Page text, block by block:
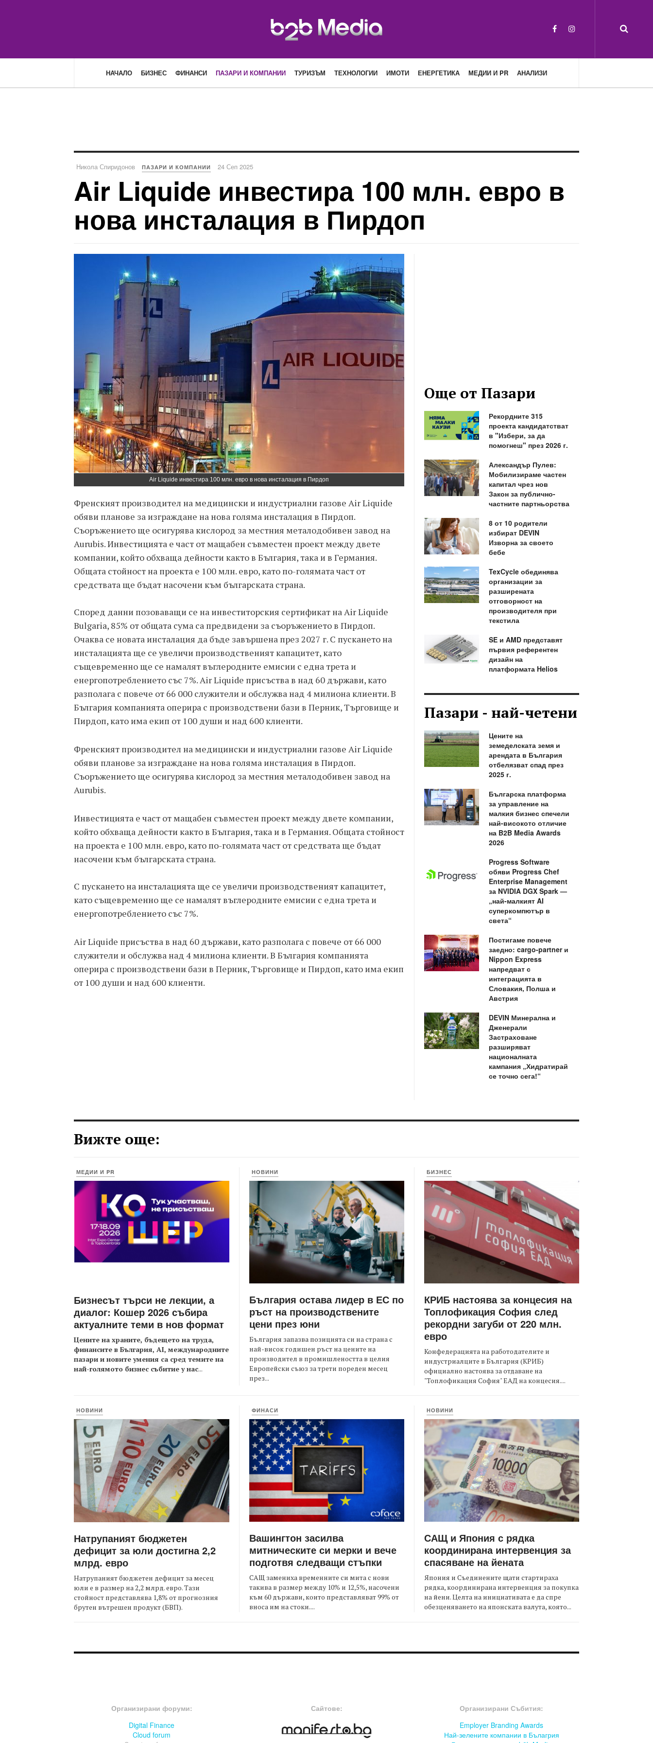
НАЧАЛО БИЗНЕС ФИНАНСИ ПАЗАРИ И КОМПАНИИ ТУРИЗЪМ ТЕХНОЛОГИИ ИМОТИ ЕНЕРГЕТИКА МЕДИИ И PR АНАЛИЗИ
Никола Спиридонов ПАЗАРИ И КОМПАНИИ 24 Сеп 2025
Air Liquide инвестира 100 млн. евро в
нова инсталация в Пирдоп
Air Liquide инвестира 100 млн. евро в нова инсталация в Пирдоп
Френският производител на медицински и индустриални газове Air Liquide
обяви планове за изграждане на нова голяма инсталация в Пирдоп.
Съоръжението ще осигурява кислород за местния металодобивен завод на
Aurubis. Инвестицията е част от мащабен съвместен проект между двете
компании, който обхваща дейности както в България, така и в Германия.
Общата стойност на проекта е 100 млн. евро, като по-голямата част от
средствата ще бъдат насочени към българската страна.
Според данни позоваващи се на инвеститорския сертификат на Air Liquide
Bulgaria, 85% от общата сума са предвидени за съоръжението в Пирдоп.
Очаква се новата инсталация да бъде завършена през 2027 г. С пускането на
инсталацията ще се увеличи производственият капацитет, като
същевременно ще се намалят въглеродните емисии с една трета и
енергопотреблението със 7%. Air Liquide присъства в над 60 държави, като
разполага с повече от 66 000 служители и обслужва над 4 милиона клиенти. В
България компанията оперира с производствени бази в Перник, Търговище и
Пирдоп, като има екип от 100 души и над 600 клиенти.
Френският производител на медицински и индустриални газове Air Liquide
обяви планове за изграждане на нова голяма инсталация в Пирдоп.
Съоръжението ще осигурява кислород за местния металодобивен завод на
Aurubis.
Инвестицията е част от мащабен съвместен проект между двете компании,
който обхваща дейности както в България, така и в Германия. Общата стойност
на проекта е 100 млн. евро, като по-голямата част от средствата ще бъдат
насочени към българската страна.
С пускането на инсталацията ще се увеличи производственият капацитет,
като същевременно ще се намалят въглеродните емисии с една трета и
енергопотреблението със 7%.
Air Liquide присъства в над 60 държави, като разполага с повече от 66 000
служители и обслужва над 4 милиона клиенти. В България компанията
оперира с производствени бази в Перник, Търговище и Пирдоп, като има екип
от 100 души и над 600 клиенти.
Още от Пазари
Рекордните 315
проекта кандидатстват
в "Избери, за да
помогнеш" през 2026 г.
Александър Пулев:
Мобилизираме частен
капитал чрез нов
Закон за публично-
частните партньорства
8 от 10 родители
избират DEVIN
Изворна за своето
бебе
TexCycle обединява
организации за
разширената
отговорност на
производителя при
текстила
SE и AMD представят
първия референтен
дизайн на
платформата Helios
Пазари - най-четени
Цените на
земеделската земя и
арендата в България
отбелязват спад през
2025 г.
Българска платформа
за управление на
малкия бизнес спечели
най-високото отличие
на B2B Media Awards
2026
Progress Software
обяви Progress Chef
Enterprise Management
за NVIDIA DGX Spark —
„най-малкият AI
суперкомпютър в
света“
Постигаме повече
заедно: cargo-partner и
Nippon Express
напредват с
интеграцията в
Словакия, Полша и
Австрия
DEVIN Минерална и
Дженерали
Застраховане
разширяват
националната
кампания „Хидратирай
се точно сега!“
Вижте още:
МЕДИИ И PR
Бизнесът търси не лекции, а
диалог: Кошер 2026 събира
актуалните теми в нов формат
Цените на храните, бъдещето на труда,
финансите в България, AI, международните
пазари и новите умения са сред темите на
най-голямото бизнес събитие у нас...
НОВИНИ
България остава лидер в ЕС по
ръст на производствените
цени през юни
България запазва позицията си на страна с
най-висок годишен ръст на цените на
производител в промишлеността в целия
Европейски съюз за трети пореден месец
през...
БИЗНЕС
КРИБ настоява за концесия на
Топлофикация София след
рекордни загуби от 220 млн.
евро
Конфедерацията на работодателите и
индустриалците в България (КРИБ)
официално настоява за отдаване на
"Топлофикация София" ЕАД на концесия....
НОВИНИ
Натрупаният бюджетен
дефицит за юли достигна 2,2
млрд. евро
Натрупаният бюджетен дефицит за месец
юли е в размер на 2,2 млрд. евро. Тази
стойност представлява 1,8% от прогнозния
брутен вътрешен продукт (БВП).
ФИНАСИ
Вашингтон засилва
митническите си мерки и вече
подготвя следващи стъпки
САЩ замениха временните си мита с нови
такива в размер между 10% и 12,5%, насочени
към 60 държави, които представляват 99% от
вноса им на стоки....
НОВИНИ
САЩ и Япония с рядка
координирана интервенция за
спасяване на йената
Япония и Съединените щати стартираха
рядка, координирана интервенция за покупка
на йени. Целта на инициативата е да спре
обезценяването на японската валута, която...
Организирани форуми:
Digital Finance
Cloud forum
Сайтове:
Организирани Събития:
Employer Branding Awards
Най-зелените компании в Бълагрия